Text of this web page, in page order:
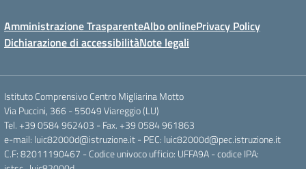
Amministrazione TrasparenteAlbo onlinePrivacy Policy
Dichiarazione di accessibilitàNote legali
Istituto Comprensivo Centro Migliarina Motto
Via Puccini, 366 - 55049 Viareggio (LU)
Tel. +39 0584 962403 - Fax. +39 0584 961863
e-mail: luic82000d@istruzione.it - PEC: luic82000d@pec.istruzione.it
C.F: 82011190467 - Codice univoco ufficio: UFFA9A - codice IPA: